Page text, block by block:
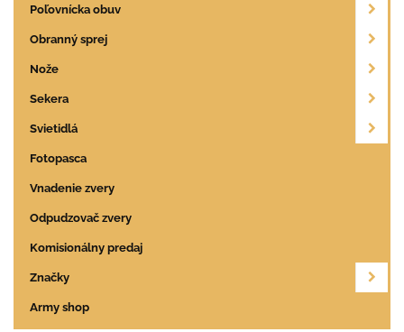
Poľovnícka obuv
Obranný sprej
Nože
Sekera
Svietidlá
Fotopasca
Vnadenie zvery
Odpudzovač zvery
Komisionálny predaj
Značky
Army shop